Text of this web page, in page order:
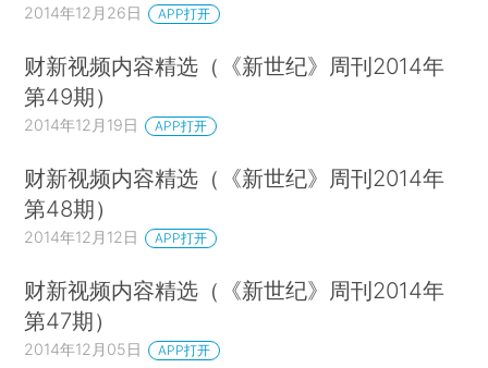
2014年12月26日 APP打开
财新视频内容精选（《新世纪》周刊2014年
第49期）
2014年12月19日 APP打开
财新视频内容精选（《新世纪》周刊2014年
第48期）
2014年12月12日 APP打开
财新视频内容精选（《新世纪》周刊2014年
第47期）
2014年12月05日 APP打开